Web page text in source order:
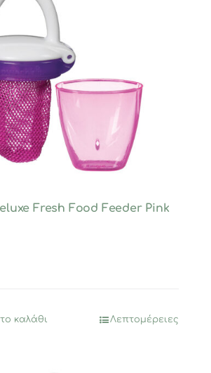
Fresh Food Feeder Pink
καλάθι Λεπτομέρειες